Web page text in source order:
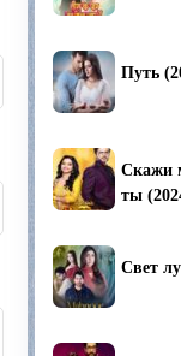
Путь
Скажи
ты
Свет